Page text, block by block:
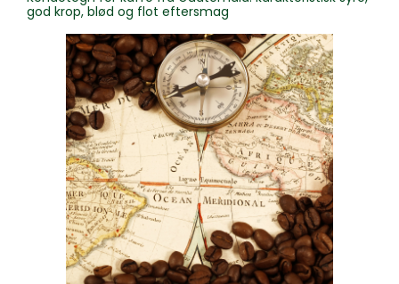
god krop, blød og flot eftersmag